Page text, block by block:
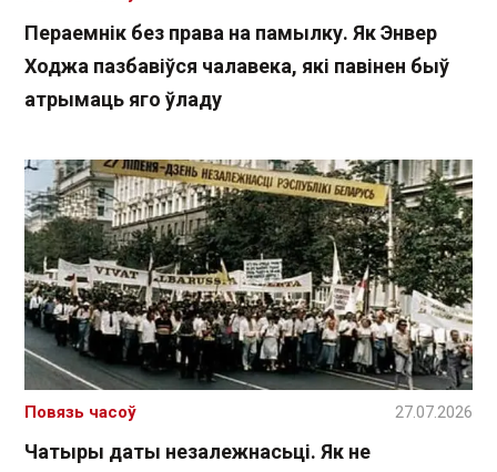
Пераемнік без права на памылку. Як Энвер
Ходжа пазбавіўся чалавека, які павінен быў
атрымаць яго ўладу
Чатыры даты незалежнасьці. Як не
Повязь часоў 27.07.2026